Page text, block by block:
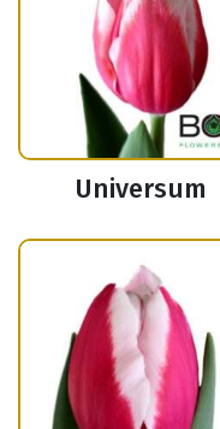
Universum